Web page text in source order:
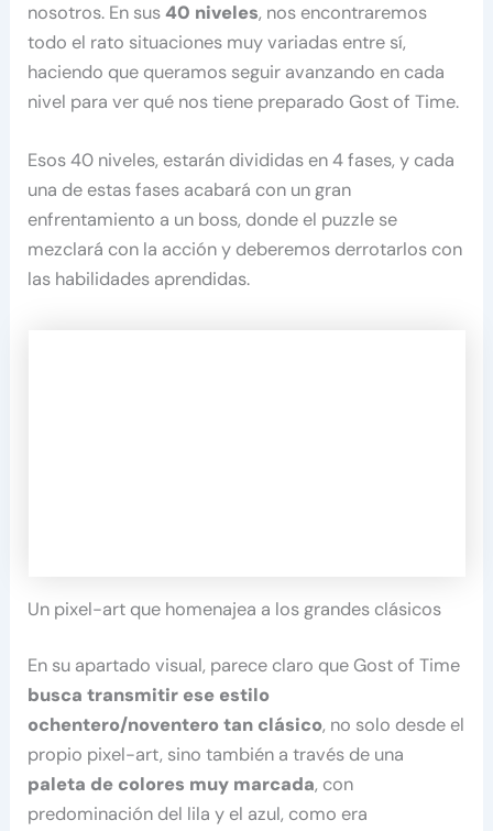
nosotros. En sus40 niveles, nos encontraremos
todo el rato situaciones muy variadas entre sí,
haciendo que queramos seguir avanzando en cada
nivel para ver qué nos tiene preparado Gost of Time.
Esos 40 niveles, estarán divididas en 4 fases, y cada
una de estas fases acabará con un gran
enfrentamiento a un boss, donde el puzzle se
mezclará con la acción y deberemos derrotarlos con
las habilidades aprendidas.
Un pixel-art que homenajea a los grandes clásicos
En su apartado visual, parece claro que Gost of Time
busca transmitir ese estilo
ochentero/noventero tan clásico, no solo desde el
propio pixel-art, sino también a través de una
paleta de colores muy marcada, con
predominación del lila y el azul, como era